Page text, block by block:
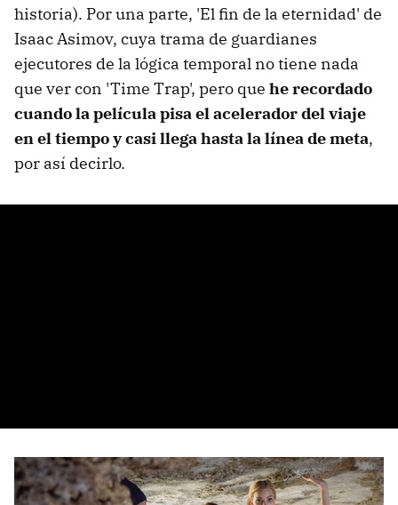
historia). Por una parte, 'El fin de la eternidad' de
Isaac Asimov, cuya trama de guardianes
ejecutores de la lógica temporal no tiene nada
que ver con 'Time Trap', pero que he recordado
cuando la película pisa el acelerador del viaje
en el tiempo y casi llega hasta la línea de meta,
por así decirlo.